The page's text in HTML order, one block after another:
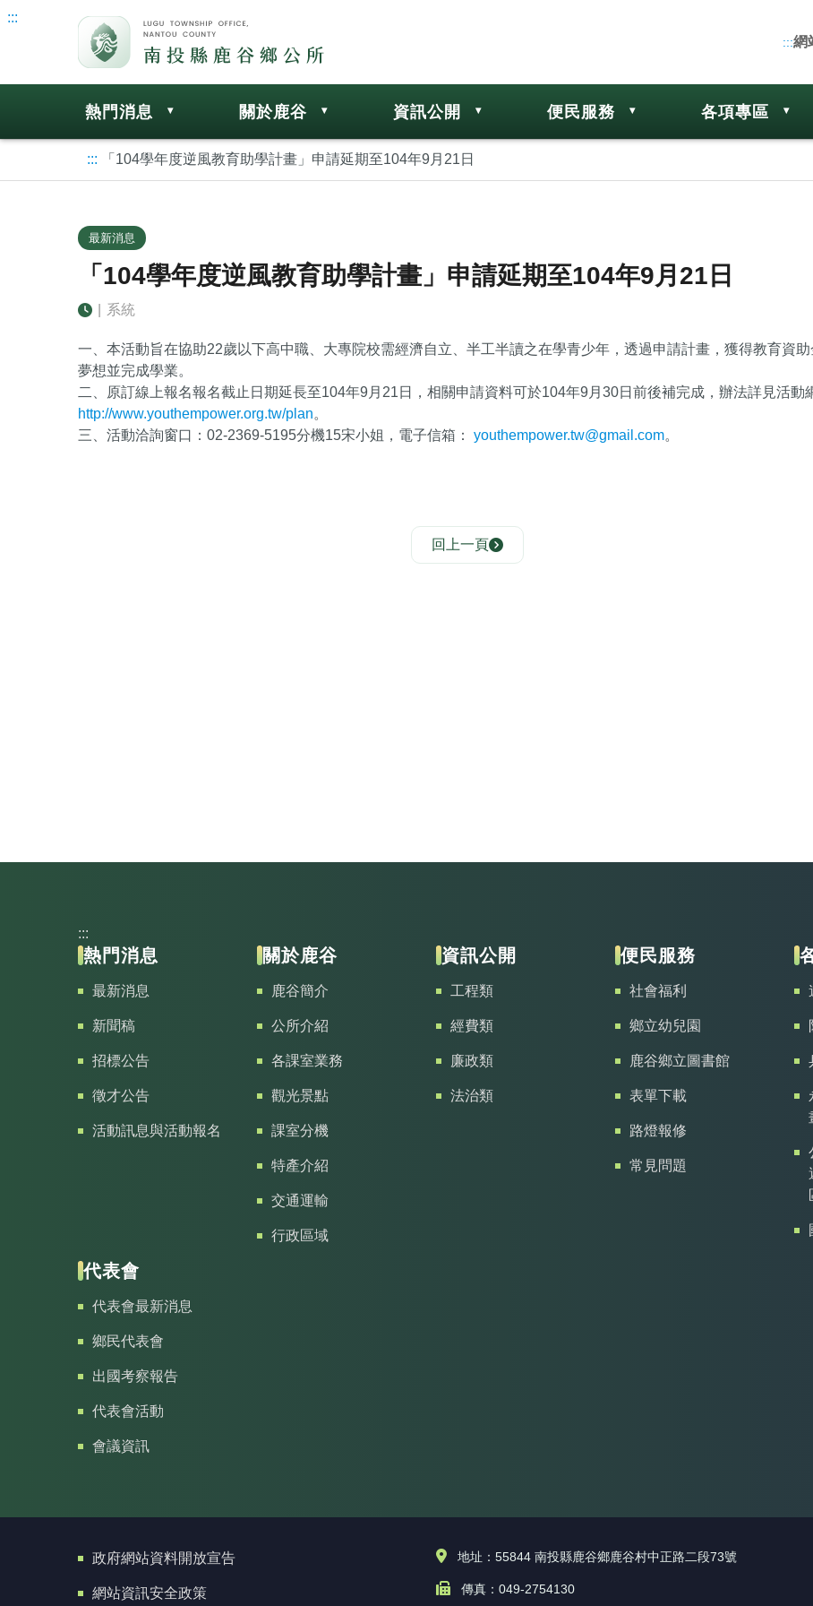
:::
:::網
熱門消息 關於鹿谷 資訊公開 便民服務 各項專區
::: 「104學年度逆風教育助學計畫」申請延期至104年9月21日
最新消息
「104學年度逆風教育助學計畫」申請延期至104年9月21日
系統
一、本活動旨在協助22歲以下高中職、大專院校需經濟自立、半工半讀之在學青少年，透過申請計畫，獲得教育資
夢想並完成學業。
二、原訂線上報名報名截止日期延長至104年9月21日，相關申請資料可於104年9月30日前後補完成，辦法詳見活動
http://www.youthempower.org.tw/plan。
三、活動洽詢窗口：02-2369-5195分機15宋小姐，電子信箱： youthempower.tw@gmail.com。
回上一頁
:::
熱門消息
最新消息
新聞稿
招標公告
徵才公告
活動訊息與活動報名
關於鹿谷
鹿谷簡介
公所介紹
各課室業務
觀光景點
課室分機
特產介紹
交通運輸
行政區域
資訊公開
工程類
經費類
廉政類
法治類
便民服務
社會福利
鄉立幼兒園
鹿谷鄉立圖書館
表單下載
路燈報修
常見問題
代表會
代表會最新消息
鄉民代表會
出國考察報告
代表會活動
會議資訊
政府網站資料開放宣告
網站資訊安全政策
地址：55844 南投縣鹿谷鄉鹿谷村中正路二段73號
傳真：049-2754130